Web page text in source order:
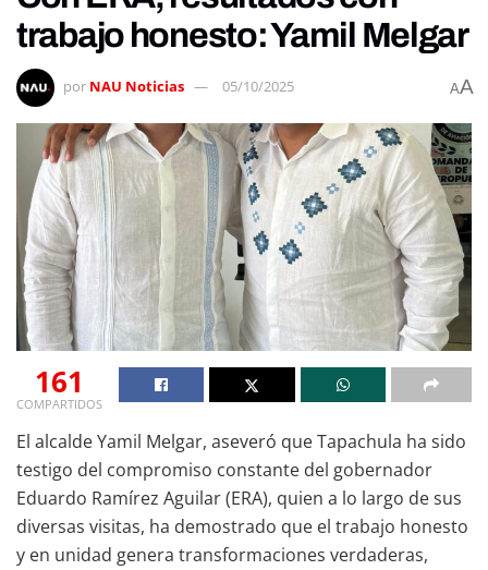
trabajo honesto: Yamil Melgar
por NAU Noticias 05/10/2025 AA
161
COMPARTIDOS
El alcalde Yamil Melgar, aseveró que Tapachula ha sido
testigo del compromiso constante del gobernador
Eduardo Ramírez Aguilar (ERA), quien a lo largo de sus
diversas visitas, ha demostrado que el trabajo honesto
y en unidad genera transformaciones verdaderas,